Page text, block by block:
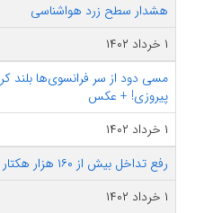
هشدار سطح زرد هواشناسی
۱ خرداد ۱۴۰۲
مسی دود از سر فرانسوی‌ها
پیروزی! + عکس
۱ خرداد ۱۴۰۲
رفع تداخل بیش از ۱۶۰ هزار هکتار از اراضی ملی و غیر ملی البرز
۱ خرداد ۱۴۰۲